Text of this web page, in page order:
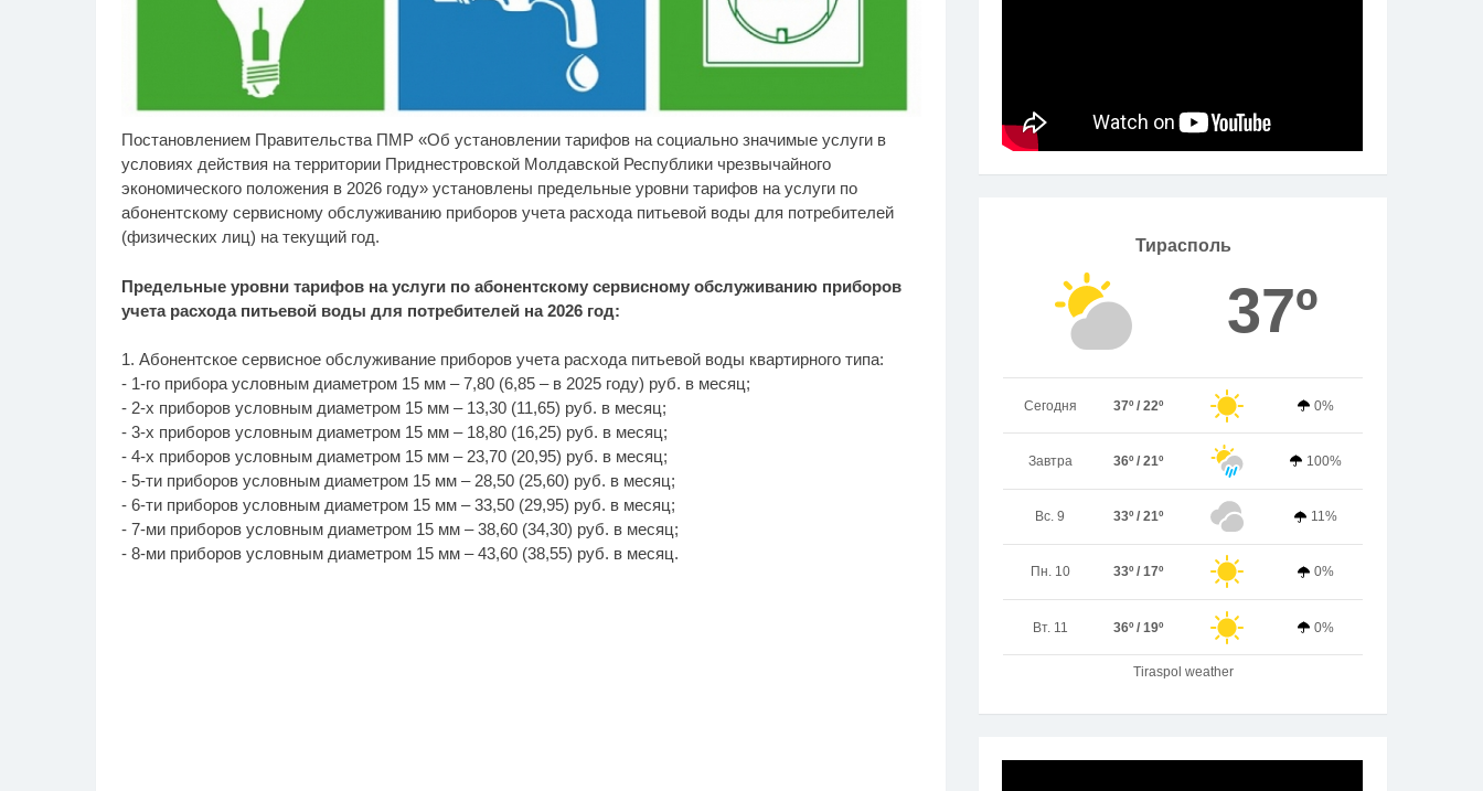
Постановлением Правительства ПМР «Об установлении тарифов на социально значимые услуги в
условиях действия на территории Приднестровской Молдавской Республики чрезвычайного
экономического положения в 2026 году» установлены предельные уровни тарифов на услуги по
абонентскому сервисному обслуживанию приборов учета расхода питьевой воды для потребителей
(физических лиц) на текущий год.
Предельные уровни тарифов на услуги по абонентскому сервисному обслуживанию приборов
учета расхода питьевой воды для потребителей на 2026 год:
1. Абонентское сервисное обслуживание приборов учета расхода питьевой воды квартирного типа:
- 1-го прибора условным диаметром 15 мм – 7,80 (6,85 – в 2025 году) руб. в месяц;
- 2-х приборов условным диаметром 15 мм – 13,30 (11,65) руб. в месяц;
- 3-х приборов условным диаметром 15 мм – 18,80 (16,25) руб. в месяц;
- 4-х приборов условным диаметром 15 мм – 23,70 (20,95) руб. в месяц;
- 5-ти приборов условным диаметром 15 мм – 28,50 (25,60) руб. в месяц;
- 6-ти приборов условным диаметром 15 мм – 33,50 (29,95) руб. в месяц;
- 7-ми приборов условным диаметром 15 мм – 38,60 (34,30) руб. в месяц;
- 8-ми приборов условным диаметром 15 мм – 43,60 (38,55) руб. в месяц.
Тирасполь
37º
Сегодня 37º / 22º 0%
Завтра 36º / 21º 100%
Вс. 9 33º / 21º 11%
Пн. 10 33º / 17º 0%
Вт. 11 36º / 19º 0%
Tiraspol weather
i
Скрытая камера на
пляже Крыма: Что люди
вытворяют, когда их не
видят...
i
"Потеряли стыд в погоне
за "Диором": Поплавская
вмазала семейке
Плющенко
В Тверской области
сбили БПЛА